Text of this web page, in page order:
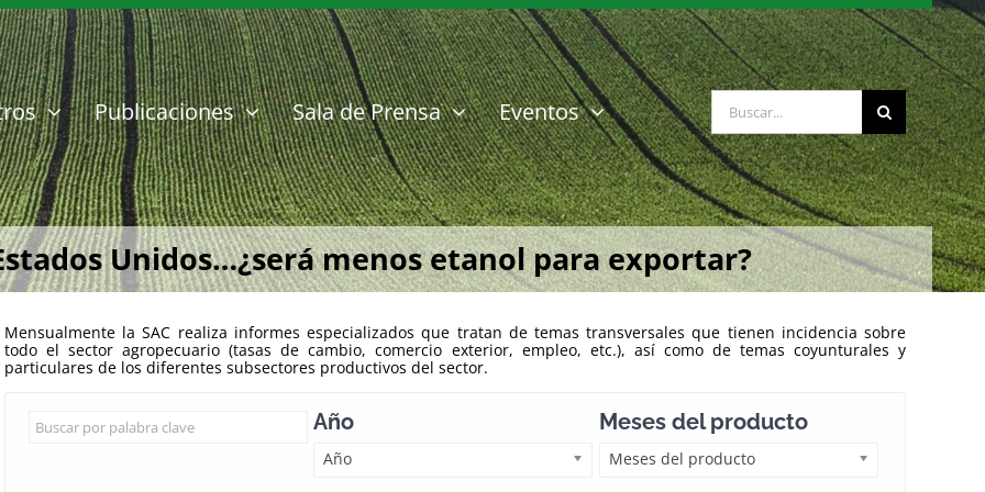
Publicaciones Sala de Prensa Eventos Buscar:
Unidos…¿será menos etanol para exportar?
Mensualmente la SAC realiza informes especializados que tratan de temas transversales que tienen incidencia sobre
todo el sector agropecuario (tasas de cambio, comercio exterior, empleo, etc.), así como de temas coyunturales y
particulares de los diferentes subsectores productivos del sector.
Año
Año
Meses del producto
Meses del producto